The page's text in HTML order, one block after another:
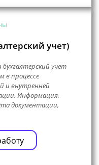
учет)
бухгалтерский учет
в процессе
и внутренней
Информация,
документации,